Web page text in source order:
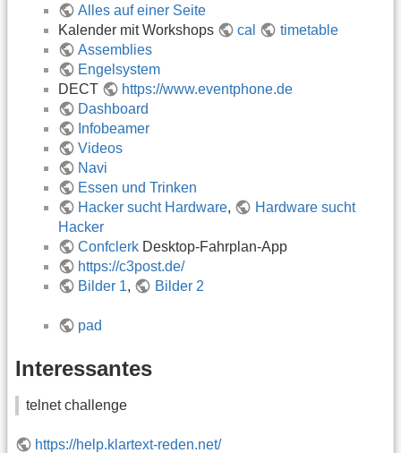
Alles auf einer Seite
Kalender mit Workshops
cal
timetable
Assemblies
Engelsystem
DECT
https://www.eventphone.de
Dashboard
Infobeamer
Videos
Navi
Essen und Trinken
Hacker sucht Hardware,
Hardware sucht
Hacker
Confclerk Desktop-Fahrplan-App
https://c3post.de/
Bilder 1, Bilder 2
pad
Interessantes
telnet challenge
https://help.klartext-reden.net/